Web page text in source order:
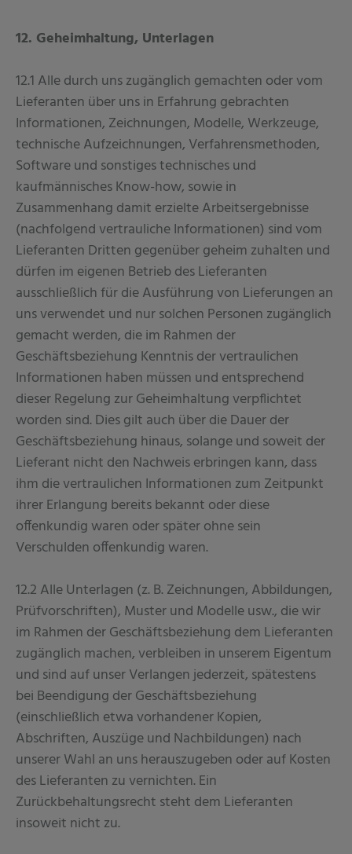
12. Geheimhaltung, Unterlagen
12.1 Alle durch uns zugänglich gemachten oder vom
Lieferanten über uns in Erfahrung gebrachten
Informationen, Zeichnungen, Modelle, Werkzeuge,
technische Aufzeichnungen, Verfahrensmethoden,
Software und sonstiges technisches und
kaufmännisches Know-how, sowie in
Zusammenhang damit erzielte Arbeitsergebnisse
(nachfolgend vertrauliche Informationen) sind vom
Lieferanten Dritten gegenüber geheim zuhalten und
dürfen im eigenen Betrieb des Lieferanten
ausschließlich für die Ausführung von Lieferungen an
uns verwendet und nur solchen Personen zugänglich
gemacht werden, die im Rahmen der
Geschäftsbeziehung Kenntnis der vertraulichen
Informationen haben müssen und entsprechend
dieser Regelung zur Geheimhaltung verpflichtet
worden sind. Dies gilt auch über die Dauer der
Geschäftsbeziehung hinaus, solange und soweit der
Lieferant nicht den Nachweis erbringen kann, dass
ihm die vertraulichen Informationen zum Zeitpunkt
ihrer Erlangung bereits bekannt oder diese
offenkundig waren oder später ohne sein
Verschulden offenkundig waren.
12.2 Alle Unterlagen (z. B. Zeichnungen, Abbildungen,
Prüfvorschriften), Muster und Modelle usw., die wir
im Rahmen der Geschäftsbeziehung dem Lieferanten
zugänglich machen, verbleiben in unserem Eigentum
und sind auf unser Verlangen jederzeit, spätestens
bei Beendigung der Geschäftsbeziehung
(einschließlich etwa vorhandener Kopien,
Abschriften, Auszüge und Nachbildungen) nach
unserer Wahl an uns herauszugeben oder auf Kosten
des Lieferanten zu vernichten. Ein
Zurückbehaltungsrecht steht dem Lieferanten
insoweit nicht zu.